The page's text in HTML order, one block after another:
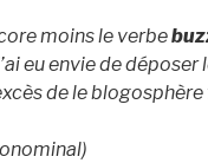
moins le verbe
eu envie de déposer
de le blogosphère